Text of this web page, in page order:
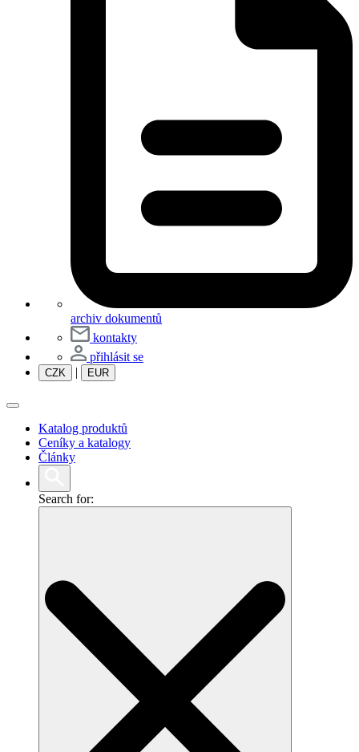
archiv dokumentů
kontakty
přihlásit se
CZK | EUR
Katalog produktů
Ceníky a katalogy
Články
Search for: